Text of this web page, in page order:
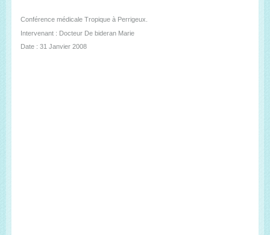
Conférence médicale Tropique à Perrigeux.
Intervenant : Docteur De bideran Marie
Date : 31 Janvier 2008